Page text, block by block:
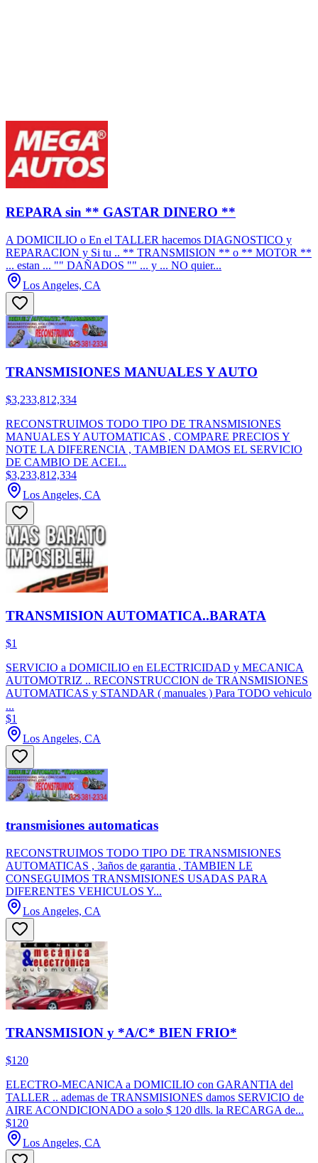
REPARA sin ** GASTAR DINERO **
A DOMICILIO o En el TALLER hacemos DIAGNOSTICO y
REPARACION y Si tu .. ** TRANSMISION ** o ** MOTOR **
... estan ... "" DAÑADOS "" ... y ... NO quier...
Los Angeles, CA
TRANSMISIONES MANUALES Y AUTO
$3,233,812,334
RECONSTRUIMOS TODO TIPO DE TRANSMISIONES
MANUALES Y AUTOMATICAS , COMPARE PRECIOS Y
NOTE LA DIFERENCIA , TAMBIEN DAMOS EL SERVICIO
DE CAMBIO DE ACEI...
$3,233,812,334
Los Angeles, CA
TRANSMISION AUTOMATICA..BARATA
$1
SERVICIO a DOMICILIO en ELECTRICIDAD y MECANICA
AUTOMOTRIZ .. RECONSTRUCCION de TRANSMISIONES
AUTOMATICAS y STANDAR ( manuales ) Para TODO vehiculo
...
$1
Los Angeles, CA
transmisiones automaticas
RECONSTRUIMOS TODO TIPO DE TRANSMISIONES
AUTOMATICAS , 3años de garantia , TAMBIEN LE
CONSEGUIMOS TRANSMISIONES USADAS PARA
DIFERENTES VEHICULOS Y...
Los Angeles, CA
TRANSMISION y *A/C* BIEN FRIO*
$120
ELECTRO-MECANICA a DOMICILIO con GARANTIA del
TALLER .. ademas de TRANSMISIONES damos SERVICIO de
AIRE ACONDICIONADO a solo $ 120 dlls. la RECARGA de...
$120
Los Angeles, CA